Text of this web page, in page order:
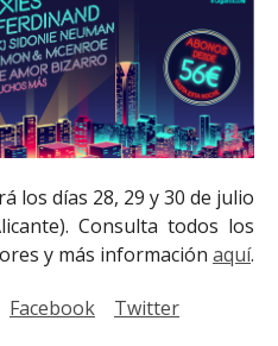
los días 28, 29 y 30 de julio
Consulta todos los
y más información aquí.
Facebook Twitter